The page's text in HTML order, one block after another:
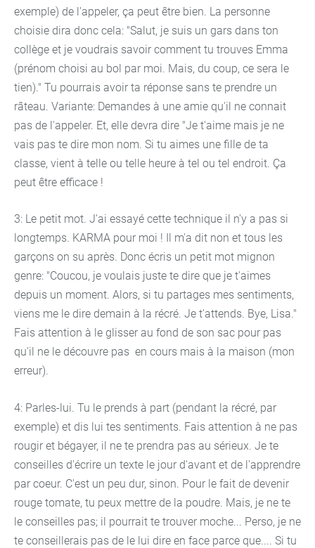
exemple) de l'appeler, ça peut être bien. La personne
choisie dira donc cela: "Salut, je suis un gars dans ton
collège et je voudrais savoir comment tu trouves Emma
(prénom choisi au bol par moi. Mais, du coup, ce sera le
tien)." Tu pourrais avoir ta réponse sans te prendre un
râteau. Variante: Demandes à une amie qu'il ne connait
pas de l'appeler. Et, elle devra dire "Je t'aime mais je ne
vais pas te dire mon nom. Si tu aimes une fille de ta
classe, vient à telle ou telle heure à tel ou tel endroit. Ça
peut être efficace !
3: Le petit mot. J'ai essayé cette technique il n'y a pas si
longtemps. KARMA pour moi ! Il m'a dit non et tous les
garçons on su après. Donc écris un petit mot mignon
genre: "Coucou, je voulais juste te dire que je t'aimes
depuis un moment. Alors, si tu partages mes sentiments,
viens me le dire demain à la récré. Je t'attends. Bye, Lisa."
Fais attention à le glisser au fond de son sac pour pas
qu'il ne le découvre pas en cours mais à la maison (mon
erreur).
4: Parles-lui. Tu le prends à part (pendant la récré, par
exemple) et dis lui tes sentiments. Fais attention à ne pas
rougir et bégayer, il ne te prendra pas au sérieux. Je te
conseilles d'écrire un texte le jour d'avant et de l'apprendre
par coeur. C'est un peu dur, sinon. Pour le fait de devenir
rouge tomate, tu peux mettre de la poudre. Mais, je ne te
le conseilles pas; il pourrait te trouver moche... Perso, je ne
te conseillerais pas de le lui dire en face parce que.... Si tu